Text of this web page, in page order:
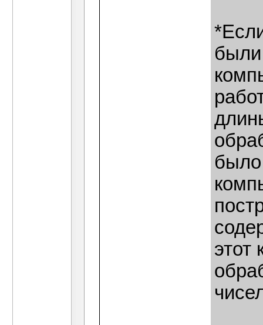
были
этот